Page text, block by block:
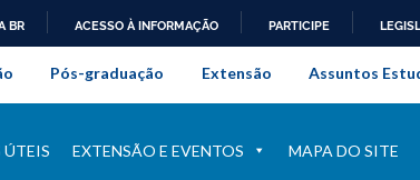
BR ACESSO À INFORMAÇÃO PARTICIPE
Federal Rural do Rio
Pós-graduação Extensão Assuntos
EXTENSÃO E EVENTOS MAPA DO SITE